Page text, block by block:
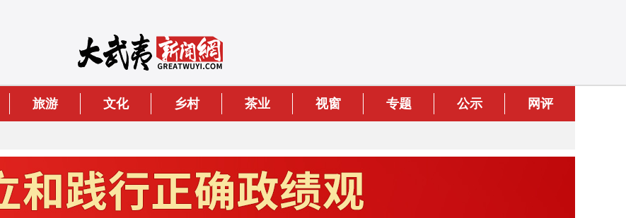
旅游 文化 乡村 茶业 视窗 专题 公示 网评